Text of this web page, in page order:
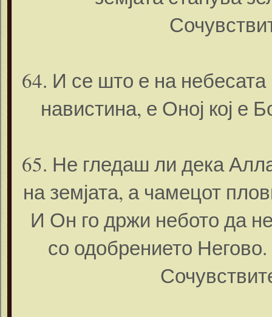
64. И се што е на
навистина, е Оној кој е
65. Не гледаш ли дека
на земјата, а чамецот
И Он го држи небото да
со одобрението